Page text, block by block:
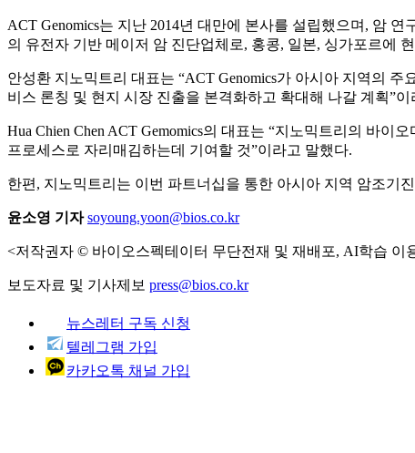
ACT Genomics는 지난 2014년 대만에 본사를 설립했으며, 암
의 유전자 기반 메이저 암 진단업체로, 홍콩, 일본, 싱가포르에
안성환 지노믹트리 대표는 “ACT Genomics가 아시아 지역의
비스 론칭 및 현지 시장 진출을 본격화하고 확대해 나갈 계획”이
Hua Chien Chen ACT Gemomics의 대표는 “지노믹트리의 바
프로세스로 자리매김하는데 기여할 것”이라고 말했다.
한편, 지노믹트리는 이번 파트너십을 통한 아시아 지역 암조기
윤소영 기자 soyoung.yoon@bios.co.kr
<저작권자 © 바이오스펙테이터 무단전재 및 재배포, AI학습 이
보도자료 및 기사제보 press@bios.co.kr
뉴스레터 구독 신청
텔레그램 가입
카카오톡 채널 가입